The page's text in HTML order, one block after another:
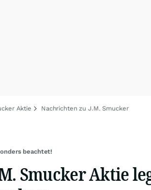
Aktie Nachrichten zu J.M. Smucker
beachtet!
Smucker Aktie